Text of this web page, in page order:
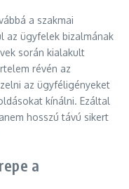
a szakmai
az ügyfelek bizalmának
során kialakult
révén az
az ügyféligényeket
kínálni. Ezáltal
hosszú távú sikert
a